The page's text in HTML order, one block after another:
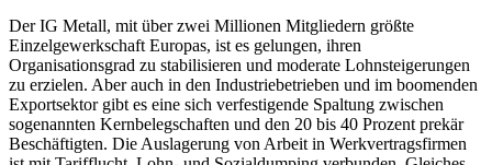
Der IG Metall, mit über zwei Millionen Mitgliedern größte
Einzelgewerkschaft Europas, ist es gelungen, ihren
Organisationsgrad zu stabilisieren und moderate Lohnsteigerungen
zu erzielen. Aber auch in den Industriebetrieben und im boomenden
Exportsektor gibt es eine sich verfestigende Spaltung zwischen
sogenannten Kernbelegschaften und den 20 bis 40 Prozent prekär
Beschäftigten. Die Auslagerung von Arbeit in Werkvertragsfirmen